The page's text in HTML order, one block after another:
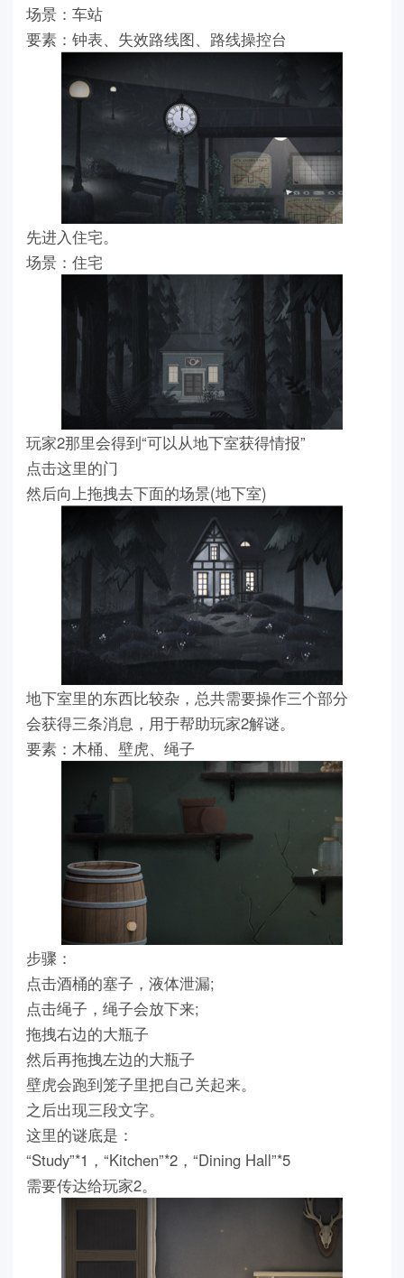
场景：车站
要素：钟表、失效路线图、路线操控台
先进入住宅。
场景：住宅
玩家2那里会得到“可以从地下室获得情报”
点击这里的门
然后向上拖拽去下面的场景(地下室)
地下室里的东西比较杂，总共需要操作三个部分
会获得三条消息，用于帮助玩家2解谜。
要素：木桶、壁虎、绳子
步骤：
点击酒桶的塞子，液体泄漏;
点击绳子，绳子会放下来;
拖拽右边的大瓶子
然后再拖拽左边的大瓶子
壁虎会跑到笼子里把自己关起来。
之后出现三段文字。
这里的谜底是：
“Study”*1，“Kitchen”*2，“Dining Hall”*5
需要传达给玩家2。